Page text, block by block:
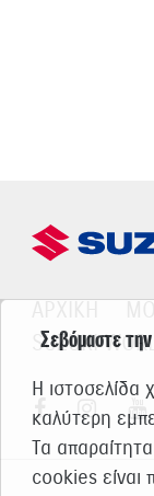
SUZUKI
Σεβόμαστε
Η ιστοσελίδα
καλύτερη
Τα
cookies είναι